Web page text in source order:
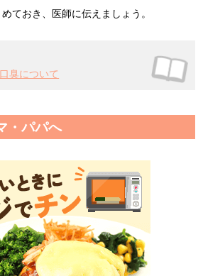
ておき、医師に伝えましょう。
臭について
・パパへ